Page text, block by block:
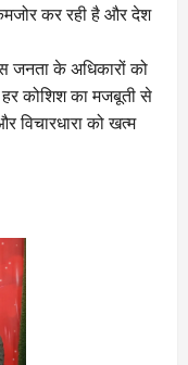
कर रही है और देश
के अधिकारों को
कोशिश का मजबूती से
विचारधारा को खत्म